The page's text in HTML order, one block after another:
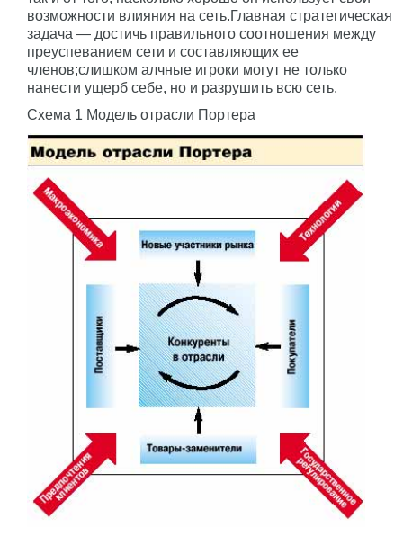
возможности влияния на сеть.Главная стратегическая
задача — достичь правильного соотношения между
преуспеванием сети и составляющих ее
членов;слишком алчные игроки могут не только
нанести ущерб себе, но и разрушить всю сеть.
Схема 1 Модель отрасли Портера